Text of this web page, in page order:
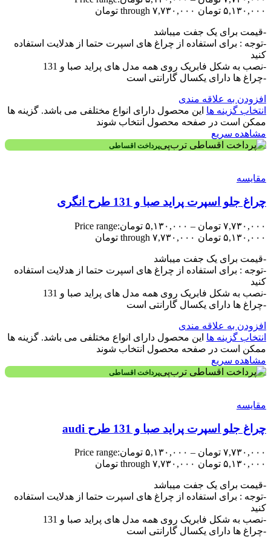
۵,۱۳۰,۰۰۰ تومان through ۷,۷۳۰,۰۰۰ تومان
-قیمت برای یک جفت میباشد
-توجه : برای استفاده از چراغ های اسپرت حتما از هدلایت استفاده
کنید
-نصب به شکل فابریک روی همه مدل های پراید صبا و 131
-چراغ ها دارای یکسال گارانتی است
افزودن به علاقه مندی
انتخاب گزینه ها این محصول دارای انواع مختلفی می باشد. گزینه ها
ممکن است در صفحه محصول انتخاب شوند
مشاهده سریع
پرداخت اقساطی
مقایسه
چراغ جلو اسپرت پراید صبا و 131 طرح انگری
۷,۷۳۰,۰۰۰ تومان – ۵,۱۳۰,۰۰۰ تومانPrice range:
۵,۱۳۰,۰۰۰ تومان through ۷,۷۳۰,۰۰۰ تومان
-قیمت برای یک جفت میباشد
-توجه : برای استفاده از چراغ های اسپرت حتما از هدلایت استفاده
کنید
-نصب به شکل فابریک روی همه مدل های پراید صبا و 131
-چراغ ها دارای یکسال گارانتی است
افزودن به علاقه مندی
انتخاب گزینه ها این محصول دارای انواع مختلفی می باشد. گزینه ها
ممکن است در صفحه محصول انتخاب شوند
مشاهده سریع
پرداخت اقساطی
مقایسه
چراغ جلو اسپرت پراید صبا و 131 طرح audi
۷,۷۳۰,۰۰۰ تومان – ۵,۱۳۰,۰۰۰ تومانPrice range:
۵,۱۳۰,۰۰۰ تومان through ۷,۷۳۰,۰۰۰ تومان
-قیمت برای یک جفت میباشد
-توجه : برای استفاده از چراغ های اسپرت حتما از هدلایت استفاده
کنید
-نصب به شکل فابریک روی همه مدل های پراید صبا و 131
-چراغ ها دارای یکسال گارانتی است